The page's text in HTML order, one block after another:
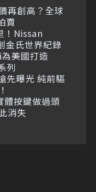
再創高？全球
賣
！Nissan
金氏世界紀錄
美國打造
列
先曝光 純前驅
體按鍵做過頭
消失